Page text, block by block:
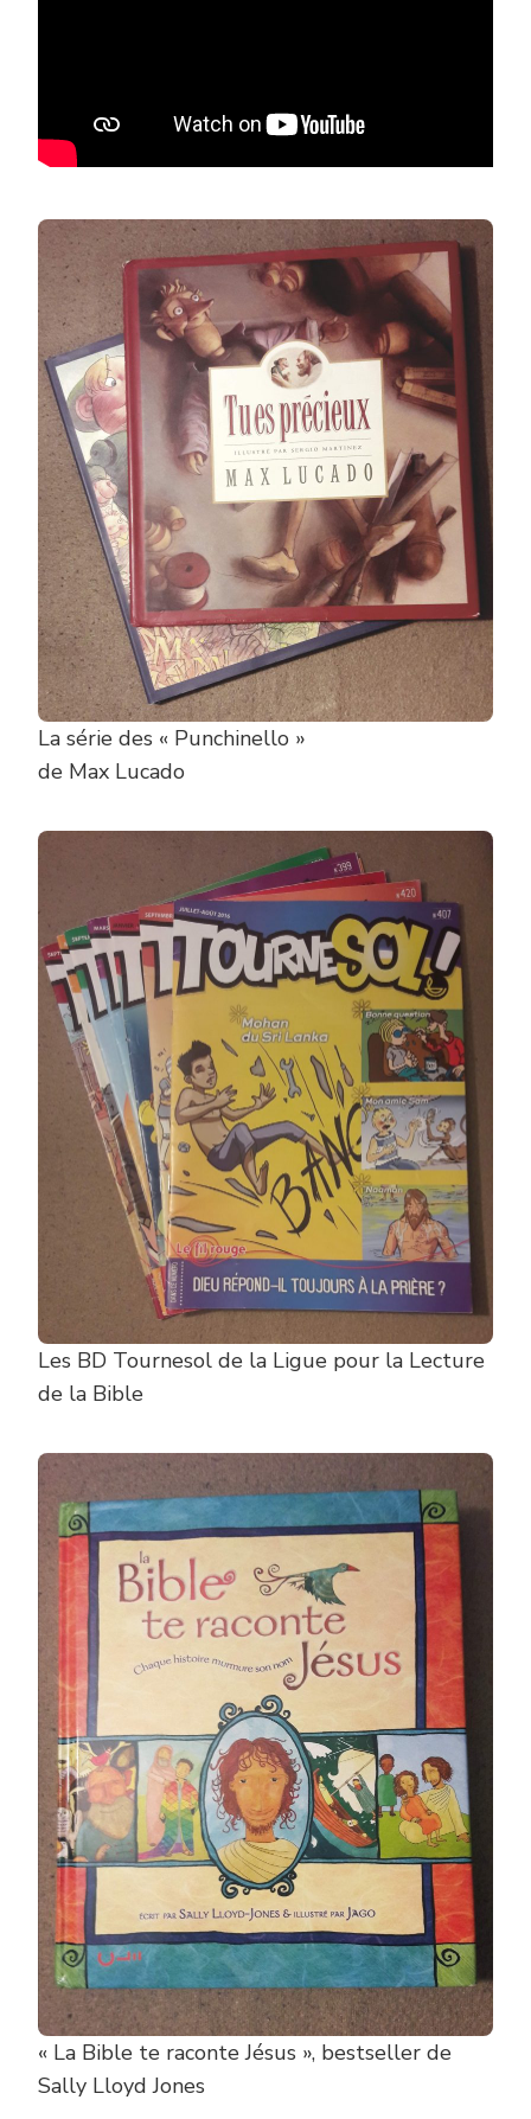
La série des « Punchinello »
de Max Lucado
Les BD Tournesol de la Ligue pour la Lecture
de la Bible
« La Bible te raconte Jésus », bestseller de
Sally Lloyd Jones